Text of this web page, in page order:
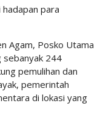
para
Agam, Posko Utama
sebanyak 244
pemulihan dan
pemerintah
di lokasi yang